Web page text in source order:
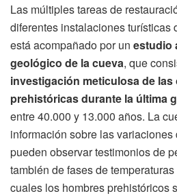
Las múltiples tareas de
diferentes instalaciones turísticas
está acompañado por un estudio
geológico de la cueva, que
investigación meticulosa de
prehistóricas durante la última
entre 40.000 y 13.000 años. La
información sobre las
pueden observar testimonios de
también de fases de
cuales los hombres prehistóricos